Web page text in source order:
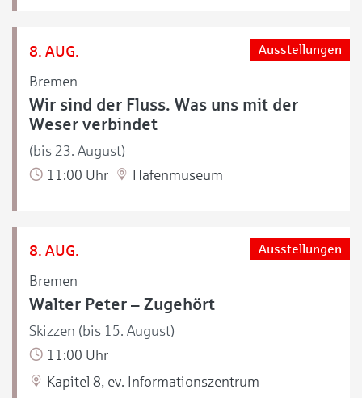
8. AUG.
Bremen
Ausstellungen
Wir sind der Fluss. Was uns mit der
Weser verbindet
(bis 23. August)
11:00 Uhr
Hafenmuseum
8. AUG.
Bremen
Ausstellungen
Walter Peter – Zugehört
Skizzen (bis 15. August)
11:00 Uhr
Kapitel 8, ev. Informationszentrum